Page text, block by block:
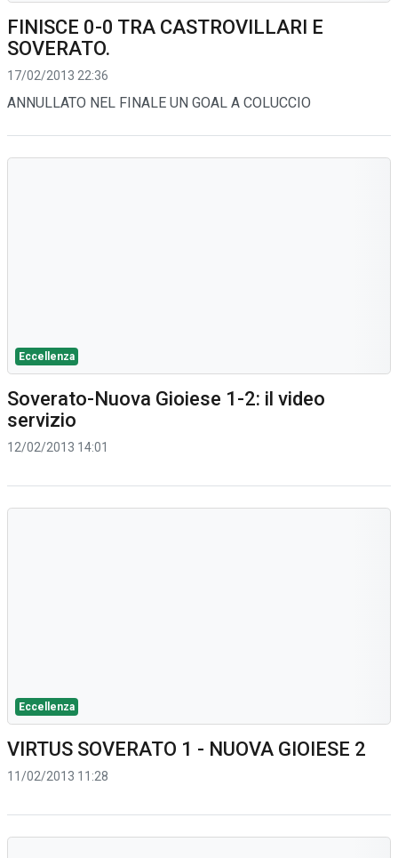
FINISCE 0-0 TRA CASTROVILLARI E
SOVERATO.
17/02/2013 22:36
ANNULLATO NEL FINALE UN GOAL A COLUCCIO
Eccellenza
Soverato-Nuova Gioiese 1-2: il video
servizio
12/02/2013 14:01
Eccellenza
VIRTUS SOVERATO 1 - NUOVA GIOIESE 2
11/02/2013 11:28